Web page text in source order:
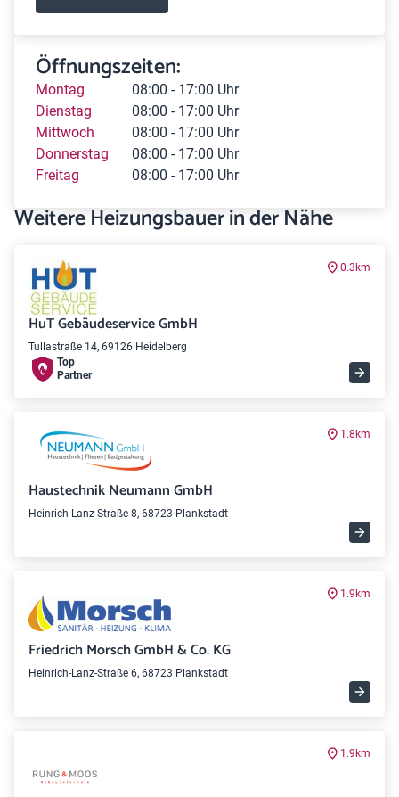
Öffnungszeiten:
Montag
08:00 - 17:00 Uhr
Dienstag
08:00 - 17:00 Uhr
Mittwoch
08:00 - 17:00 Uhr
Donnerstag
08:00 - 17:00 Uhr
Freitag
08:00 - 17:00 Uhr
Weitere Heizungsbauer in der Nähe
0.3km
HuT Gebäudeservice GmbH
Tullastraße 14, 69126 Heidelberg
Top
Partner
1.8km
Haustechnik Neumann GmbH
Heinrich-Lanz-Straße 8, 68723 Plankstadt
1.9km
Friedrich Morsch GmbH & Co. KG
Heinrich-Lanz-Straße 6, 68723 Plankstadt
1.9km